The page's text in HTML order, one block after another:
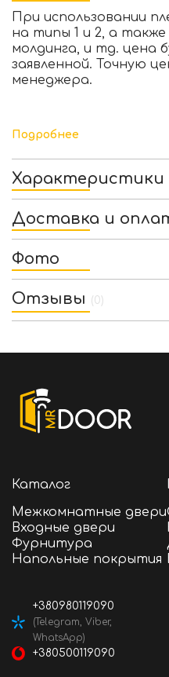
При использовании
на типы 1 и 2, а также
молдинга, и тд. цена
заявленной. Точную
менеджера.
Подробнее
Характеристики
Доставка и
Фото
Отзывы (0)
Каталог
Межкомнатные двери
Входные двери
Фурнитура
Напольные покрытия
+380980119090
(Telegram, Viber,
WhatsApp)
+380500119090